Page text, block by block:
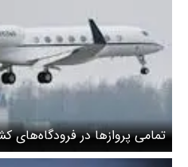
تمامی پروازها در فرودگاه‌های